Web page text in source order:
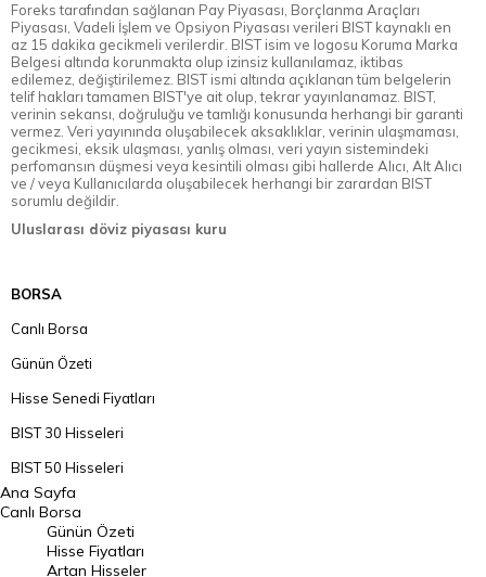
Foreks tarafından sağlanan Pay Piyasası, Borçlanma Araçları
Piyasası, Vadeli İşlem ve Opsiyon Piyasası verileri BIST kaynaklı en
az 15 dakika gecikmeli verilerdir. BIST isim ve logosu Koruma Marka
Belgesi altında korunmakta olup izinsiz kullanılamaz, iktibas
edilemez, değiştirilemez. BIST ismi altında açıklanan tüm belgelerin
telif hakları tamamen BIST'ye ait olup, tekrar yayınlanamaz. BIST,
verinin sekansı, doğruluğu ve tamlığı konusunda herhangi bir garanti
vermez. Veri yayınında oluşabilecek aksaklıklar, verinin ulaşmaması,
gecikmesi, eksik ulaşması, yanlış olması, veri yayın sistemindeki
perfomansın düşmesi veya kesintili olması gibi hallerde Alıcı, Alt Alıcı
ve / veya Kullanıcılarda oluşabilecek herhangi bir zarardan BIST
sorumlu değildir.
Uluslarası döviz piyasası kuru
BORSA
Canlı Borsa
Günün Özeti
Hisse Senedi Fiyatları
BIST 30 Hisseleri
BIST 50 Hisseleri
BIST 100 Hisseleri
En Çok Artan Hisseler
En Çok Düşen Hisseler
Ana Sayfa
Canlı Borsa
Günün Özeti
Hisse Fiyatları
Artan Hisseler